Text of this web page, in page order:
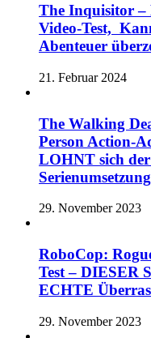
The Inquisitor –
Video-Test,
Abenteuer
21. Februar 2024
The Walking
Person Action-
LOHNT sich
29. November 2023
RoboCop:
Test – DIESER
ECHTE
29. November 2023